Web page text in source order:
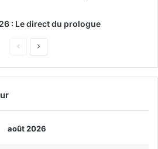
: Le direct du prologue
Page
Page
août 2026